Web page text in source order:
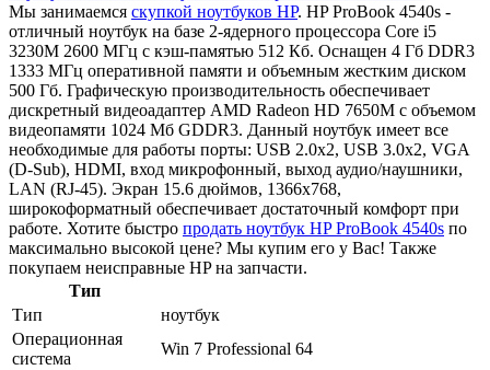
Мы занимаемся скупкой ноутбуков HP. HP ProBook 4540s -
отличный ноутбук на базе 2-ядерного процессора Core i5
3230M 2600 МГц с кэш-памятью 512 Кб. Оснащен 4 Гб DDR3
1333 МГц оперативной памяти и объемным жестким диском
500 Гб. Графическую производительность обеспечивает
дискретный видеоадаптер AMD Radeon HD 7650M с объемом
видеопамяти 1024 Мб GDDR3. Данный ноутбук имеет все
необходимые для работы порты: USB 2.0x2, USB 3.0x2, VGA
(D-Sub), HDMI, вход микрофонный, выход аудио/наушники,
LAN (RJ-45). Экран 15.6 дюймов, 1366x768,
широкоформатный обеспечивает достаточный комфорт при
работе. Хотите быстро продать ноутбук HP ProBook 4540s по
максимально высокой цене? Мы купим его у Вас! Также
покупаем неисправные HP на запчасти.
Тип
Тип
ноутбук
Операционная
система
Win 7 Professional 64